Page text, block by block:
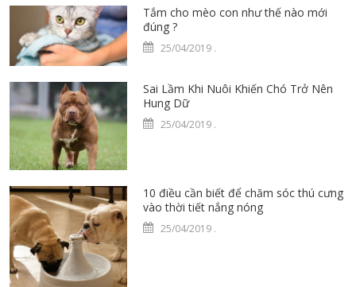
Tắm cho mèo con như thế nào mới
đúng ?
25/04/2019 .
Sai Lầm Khi Nuôi Khiến Chó Trở Nên
Hung Dữ
25/04/2019 .
10 điều cần biết để chăm sóc thú cưng
vào thời tiết nắng nóng
25/04/2019 .